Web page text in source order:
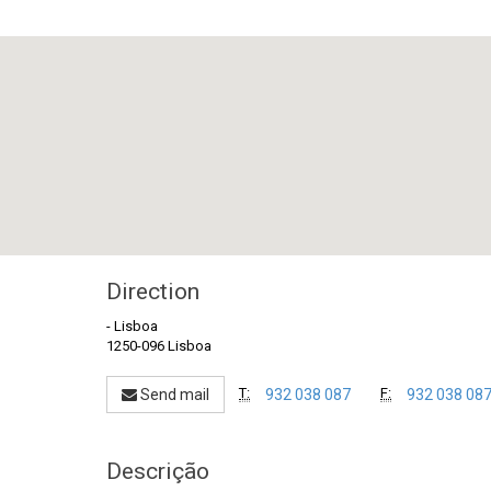
Direction
- Lisboa
1250-096 Lisboa
Send mail T: 932 038 087 F: 932 038 087
Descrição